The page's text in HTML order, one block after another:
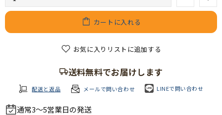
カートに入れる
お気に入りリストに追加する
送料無料でお届けします
配送と返品 メールで問い合わせ LINEで問い合わせ
通常3～5営業日の発送